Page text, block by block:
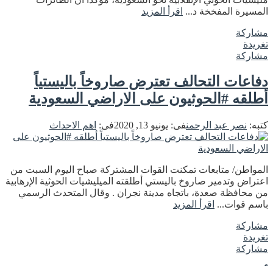
المسيرة المفخخة د... اقرأ المزيد
مشاركة
تغريدة
مشاركة
دفاعات التحالف تعترض صاروخاً باليستياً
أطلقه #الحوثيون على الاراضي السعودية
كتبه: نصر عبد الرحمنفى: يونيو 13, 2020 فى: اهم الاحداث
المواطن/ متابعات تمكنت القوات المشتركة صباح اليوم السبت من
اعتراض وتدمير صاروخ باليستي أطلقته الميليشيات الحوثية الإرهابية
من محافظة صعدة، باتجاه مدينة نجران . وقال المتحدث الرسمي
باسم قوات... اقرأ المزيد
مشاركة
تغريدة
مشاركة